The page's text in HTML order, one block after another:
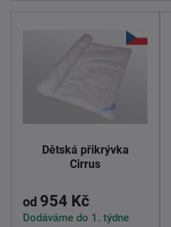
Dětská přikrývka
Cirrus
od 954 Kč
Dodáváme do 1. týdne